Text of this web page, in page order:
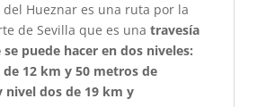
del Hueznar es una ruta por la
de Sevilla que es una travesía
puede hacer en dos niveles:
12 km y 50 metros de
nivel dos de 19 km y